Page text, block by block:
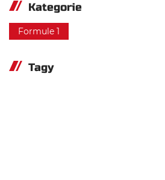
Kategorie
Formule 1
Tagy